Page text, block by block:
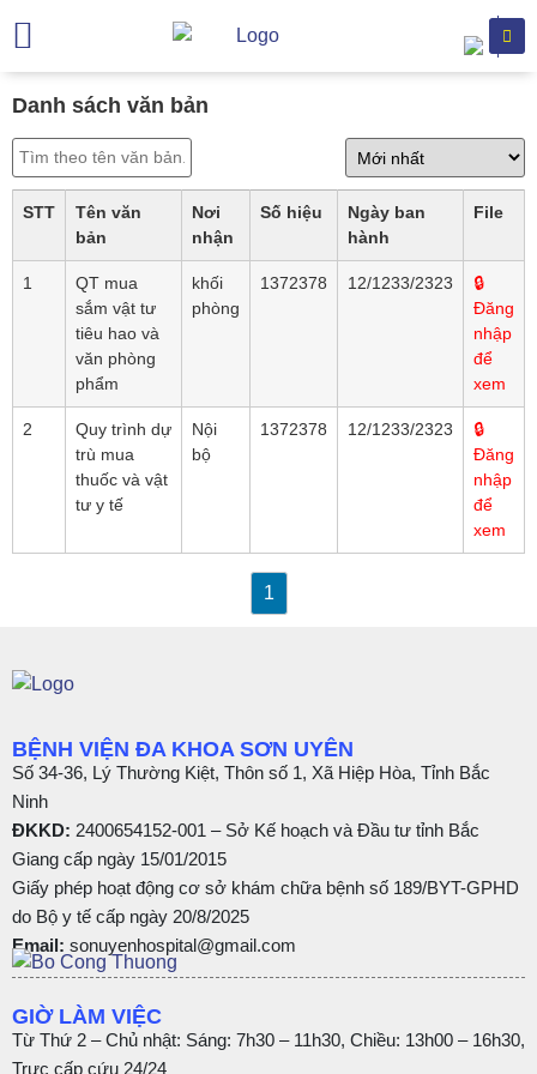
Danh sách văn bản
STT
Tên văn
bản
Nơi
nhận
Số hiệu
Ngày ban
hành
File
1
QT mua
sắm vật tư
tiêu hao và
văn phòng
phẩm
khối
phòng
1372378 12/1233/2323
🔒
Đăng
nhập
để
xem
2
Quy trình dự
trù mua
thuốc và vật
tư y tế
Nội
bộ
1372378 12/1233/2323
🔒
Đăng
nhập
để
xem
1
BỆNH VIỆN ĐA KHOA SƠN UYÊN
Số 34-36, Lý Thường Kiệt, Thôn số 1, Xã Hiệp Hòa, Tỉnh Bắc
Ninh
ĐKKD: 2400654152-001 – Sở Kế hoạch và Đầu tư tỉnh Bắc
Giang cấp ngày 15/01/2015
Giấy phép hoạt động cơ sở khám chữa bệnh số 189/BYT-GPHD
do Bộ y tế cấp ngày 20/8/2025
Email: sonuyenhospital@gmail.com
GIỜ LÀM VIỆC
Từ Thứ 2 – Chủ nhật: Sáng: 7h30 – 11h30, Chiều: 13h00 – 16h30,
Trực cấp cứu 24/24